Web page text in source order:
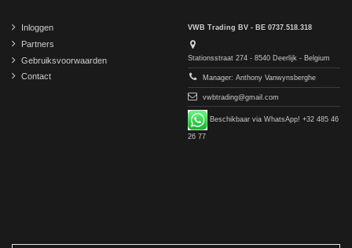
Inloggen
Partners
Gebruiksvoorwaarden
Contact
VWB Trading BV - BE 0737.518.318
Stationsstraat 274 - 8540 Deerlijk - Belgium
Manager: Anthony Vanwynsberghe
vwbtrading@gmail.com
Beschikbaar via WhatsApp! +32 485 46
26 77